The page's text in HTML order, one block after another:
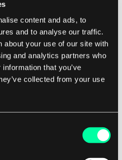
content and ads, to
and to analyse our traffic.
about your use of our site with
and analytics partners who
that you’ve
collected from your use
einfache Weise zu
Prozess jedoch so
wir dies nicht im
einen neuen Endpunkt in
der das erstellte
Dieser Endpunkt wird
wir die sogenannten